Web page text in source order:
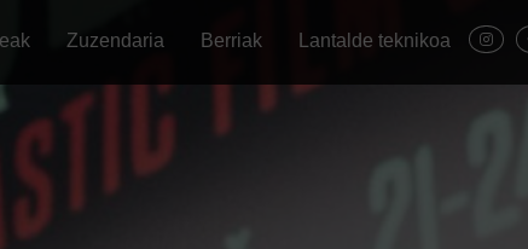
Zuzendaria Berriak Lantalde teknikoa